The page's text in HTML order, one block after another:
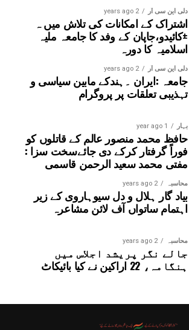
دلی این سی آر 2 years ago
اشتراک کے امکانات کی تلاش میں ہ
±کائیدو،جاپان کے وفد کا جامعہ ملیہ
اسلامیہ کا دورہ
دلی این سی آر 2 years ago
جامعہ :ایران ۔ہندکے مابین سیاسی و
تہذیبی تعلقات پر پروگرام
بہار 1 year ago
حافظ محمد منصور عالم کے قاتلوں کو
فوراً گرفتار کرکے دی جائےسخت سزا :
مفتی محمد سعید الرحمن قاسمی
محاسبہ 2 years ago
بیاد گار ہلال و دل سیوہاروی کے زیر
اہتمام ساتواں آف لائن مشاعرہ
محاسبہ 2 years ago
جالے نگر پریشد اجلاس میں
ہنگامہ، 22 اراکین نے کیا بائیکاٹ